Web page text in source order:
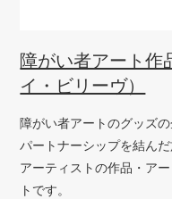
障がい者アート作
イ・ビリーヴ）
障がい者アートのグッズ
パートナーシップを結ん
アーティストの作品・ア
トです。